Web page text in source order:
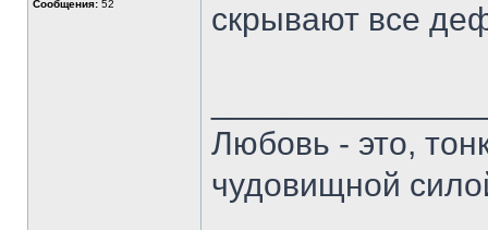
Сообщения: 52
скрывают все
Любовь - это,
чудовищной